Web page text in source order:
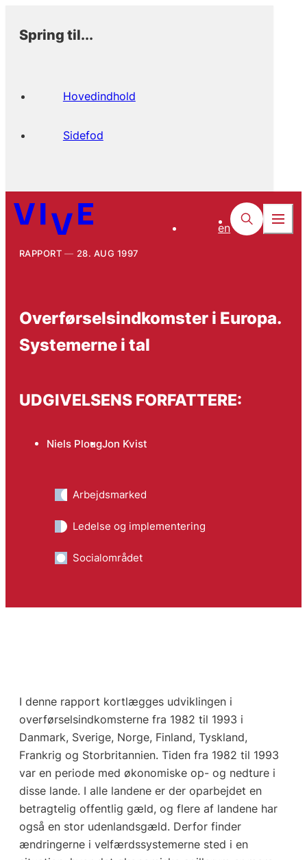
Spring til...
Hovedindhold
Sidefod
en
RAPPORT 28. AUG 1997
Overførselsindkomster i Europa.
Systemerne i tal
UDGIVELSENS FORFATTERE:
Niels PlougJon Kvist
Arbejdsmarked
Ledelse og implementering
Socialområdet
I denne rapport kortlægges udviklingen i
overførselsindkomsterne fra 1982 til 1993 i
Danmark, Sverige, Norge, Finland, Tyskland,
Frankrig og Storbritannien. Tiden fra 1982 til 1993
var en periode med økonomiske op- og nedture i
disse lande. I alle landene er der oparbejdet en
betragtelig offentlig gæld, og flere af landene har
også en stor udenlandsgæld. Derfor finder
ændringerne i velfærdssystemerne sted i en